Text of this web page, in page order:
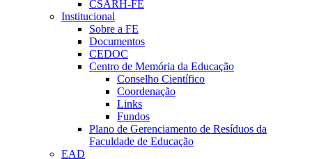
CSARH-FE
Institucional
Sobre a FE
Documentos
CEDOC
Centro de Memória da Educação
Conselho Científico
Coordenação
Links
Fundos
Plano de Gerenciamento de Resíduos da
Faculdade de Educação
EAD